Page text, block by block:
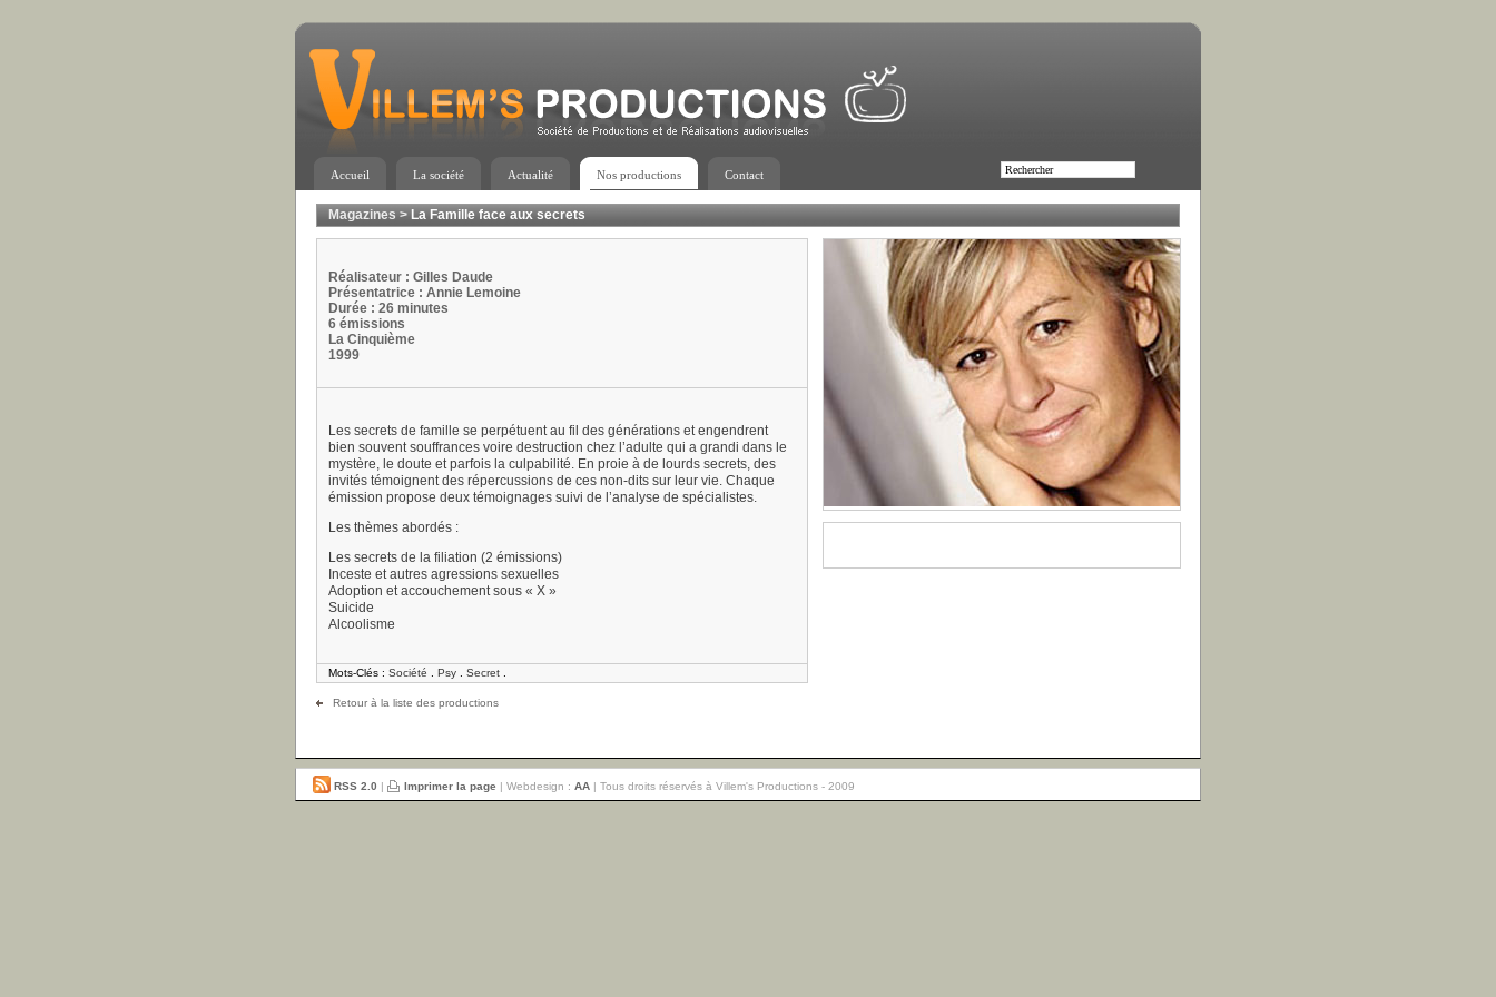
Accueil La société Actualité Nos productions Contact
Magazines > La Famille face aux secrets
Réalisateur : Gilles Daude
Présentatrice : Annie Lemoine
Durée : 26 minutes
6 émissions
La Cinquième
1999
Les secrets de famille se perpétuent au fil des générations et engendrent
bien souvent souffrances voire destruction chez l’adulte qui a grandi dans le
mystère, le doute et parfois la culpabilité. En proie à de lourds secrets, des
invités témoignent des répercussions de ces non-dits sur leur vie. Chaque
émission propose deux témoignages suivi de l’analyse de spécialistes.
Les thèmes abordés :
Les secrets de la filiation (2 émissions)
Inceste et autres agressions sexuelles
Adoption et accouchement sous « X »
Suicide
Alcoolisme
Mots-Clés : Société Psy Secret
Retour à la liste des productions
RSS 2.0 | Imprimer la page | Webdesign : AA | Tous droits réservés à Villem's Productions - 2009